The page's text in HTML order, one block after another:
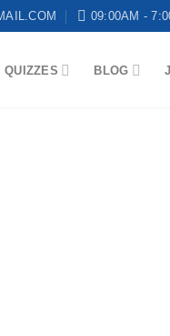
09:00AM -
QUIZZES BLOG